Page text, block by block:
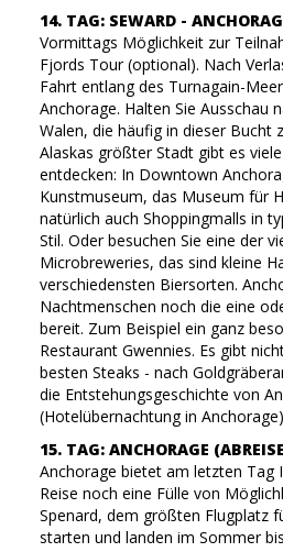
14. TAG: SEWARD -
Vormittags Möglichkeit zur
Fjords Tour (optional). Nach
Fahrt entlang des Turnagain-
Anchorage. Halten Sie Ausschau
Walen, die häufig in dieser Bucht
Alaskas größter Stadt gibt es
entdecken: In Downtown
Kunstmuseum, das Museum für
natürlich auch Shoppingmalls in
Stil. Oder besuchen Sie eine der
Microbreweries, das sind kleine
verschiedensten Biersorten.
Nachtmenschen noch die eine
bereit. Zum Beispiel ein ganz
Restaurant Gwennies. Es gibt
besten Steaks - nach
die Entstehungsgeschichte von
(Hotelübernachtung in Anchorage)
15. TAG: ANCHORAGE
Anchorage bietet am letzten Tag
Reise noch eine Fülle von
Spenard, dem größten Flugplatz
starten und landen im Sommer